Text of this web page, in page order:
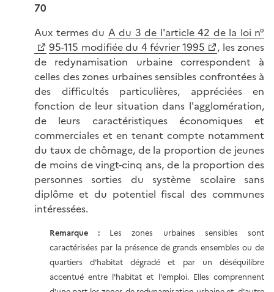
70
Aux termes du A du 3 de l'article 42 de la loi n°
95-115 modifiée du 4 février 1995
, les zones
de redynamisation urbaine correspondent à
celles des zones urbaines sensibles confrontées à
des difficultés particulières, appréciées en
fonction de leur situation dans l'agglomération,
de leurs caractéristiques économiques et
commerciales et en tenant compte notamment
du taux de chômage, de la proportion de jeunes
de moins de vingt-cinq ans, de la proportion des
personnes sorties du système scolaire sans
diplôme et du potentiel fiscal des communes
intéressées.
Remarque : Les zones urbaines sensibles sont
caractérisées par la présence de grands ensembles ou de
quartiers d'habitat dégradé et par un déséquilibre
accentué entre l'habitat et l'emploi. Elles comprennent